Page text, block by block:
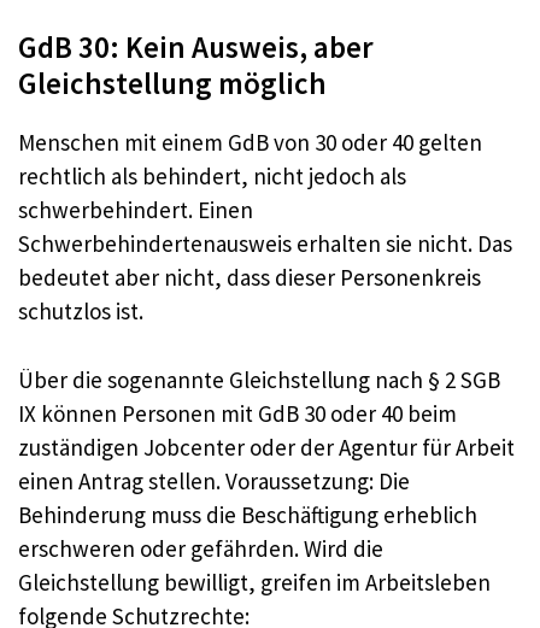
GdB 30: Kein Ausweis, aber
Gleichstellung möglich
Menschen mit einem GdB von 30 oder 40 gelten
rechtlich als behindert, nicht jedoch als
schwerbehindert. Einen
Schwerbehindertenausweis erhalten sie nicht. Das
bedeutet aber nicht, dass dieser Personenkreis
schutzlos ist.
Über die sogenannte Gleichstellung nach § 2 SGB
IX können Personen mit GdB 30 oder 40 beim
zuständigen Jobcenter oder der Agentur für Arbeit
einen Antrag stellen. Voraussetzung: Die
Behinderung muss die Beschäftigung erheblich
erschweren oder gefährden. Wird die
Gleichstellung bewilligt, greifen im Arbeitsleben
folgende Schutzrechte: